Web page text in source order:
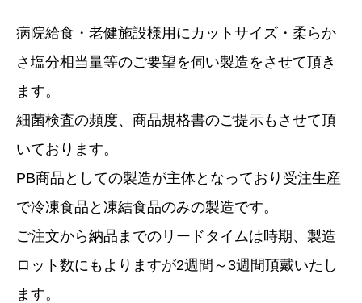
病院給食・老健施設様用にカットサイズ・柔らか
さ塩分相当量等のご要望を伺い製造をさせて頂き
ます。
細菌検査の頻度、商品規格書のご提示もさせて頂
いております。
PB商品としての製造が主体となっており受注生産
で冷凍食品と凍結食品のみの製造です。
ご注文から納品までのリードタイムは時期、製造
ロット数にもよりますが2週間～3週間頂戴いたし
ます。